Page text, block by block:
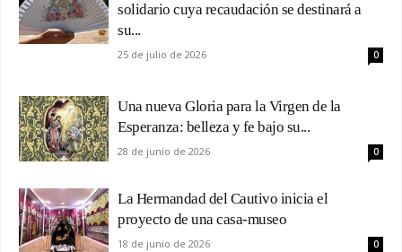
solidario cuya recaudación se destinará a
su...
25 de julio de 2026 0
Una nueva Gloria para la Virgen de la
Esperanza: belleza y fe bajo su...
28 de junio de 2026 0
La Hermandad del Cautivo inicia el
proyecto de una casa-museo
18 de junio de 2026 0